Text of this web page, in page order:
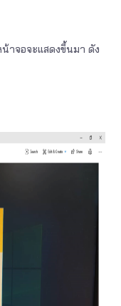
าจอจะแสดงขึ้นมา ดัง